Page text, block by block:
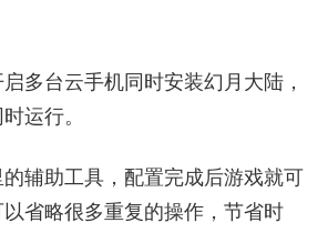
多台云手机同时安装幻月大陆，
运行。
辅助工具，配置完成后游戏就可
省略很多重复的操作，节省时